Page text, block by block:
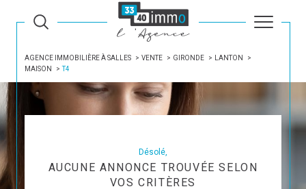
AGENCE IMMOBILIÈRE À SALLES VENTE GIRONDE
LANTON
MAISON
T4
Désolé,
AUCUNE ANNONCE TROUVÉE SELON
VOS CRITÈRES